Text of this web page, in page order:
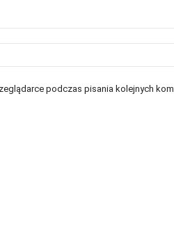
podczas pisania kolejnych